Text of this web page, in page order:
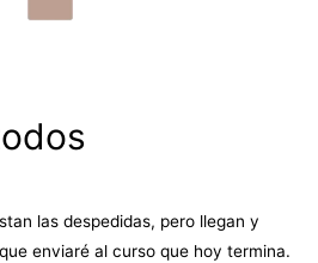
las despedidas, pero llegan y
enviaré al curso que hoy termina.